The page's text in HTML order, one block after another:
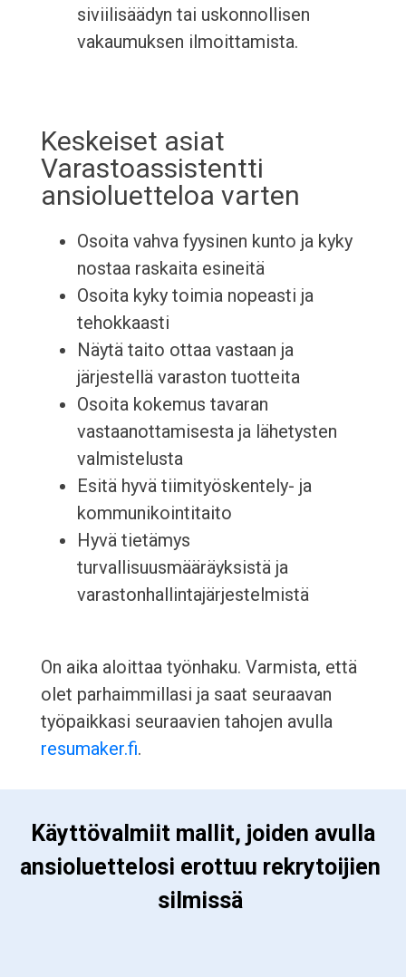
siviilisäädyn tai uskonnollisen
vakaumuksen ilmoittamista.
Keskeiset asiat
Varastoassistentti
ansioluetteloa varten
Osoita vahva fyysinen kunto ja kyky
nostaa raskaita esineitä
Osoita kyky toimia nopeasti ja
tehokkaasti
Näytä taito ottaa vastaan ​​ja
järjestellä varaston tuotteita
Osoita kokemus tavaran
vastaanottamisesta ja lähetysten
valmistelusta
Esitä hyvä tiimityöskentely- ja
kommunikointitaito
Hyvä tietämys
turvallisuusmääräyksistä ja
varastonhallintajärjestelmistä
On aika aloittaa työnhaku. Varmista, että
olet parhaimmillasi ja saat seuraavan
työpaikkasi seuraavien tahojen avulla
resumaker.fi.
ansioluettelosi erottuu rekrytoijien
silmissä